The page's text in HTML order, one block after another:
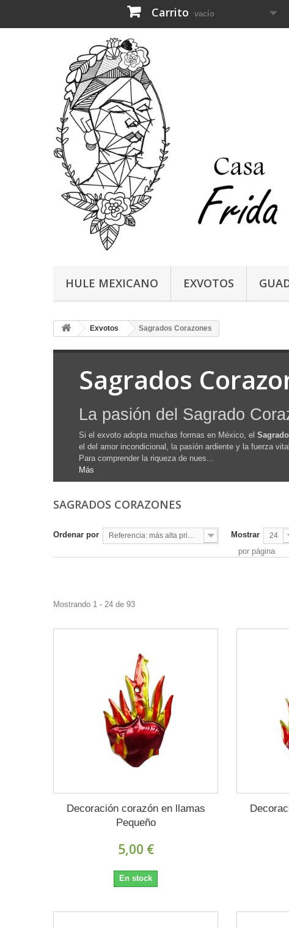
Carrito vacío
HULE MEXICANO EXVOTOS
Exvotos Sagrados Corazones
Sagrados
La pasión del Sagrado
Si el exvoto adopta muchas formas en México, el
el del amor incondicional, la pasión ardiente y la fuerza
Para comprender la riqueza de nues...
Más
SAGRADOS CORAZONES
Ordenar por Referencia: más alta primero Mostrar 24
por página
Mostrando 1 - 24 de 93
Decoración corazón en llamas
Pequeño
5,00 €
En stock